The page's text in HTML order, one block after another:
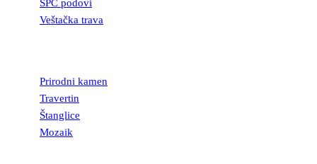
SPC podovi
Veštačka trava
Prirodni kamen
Travertin
Štanglice
Mozaik